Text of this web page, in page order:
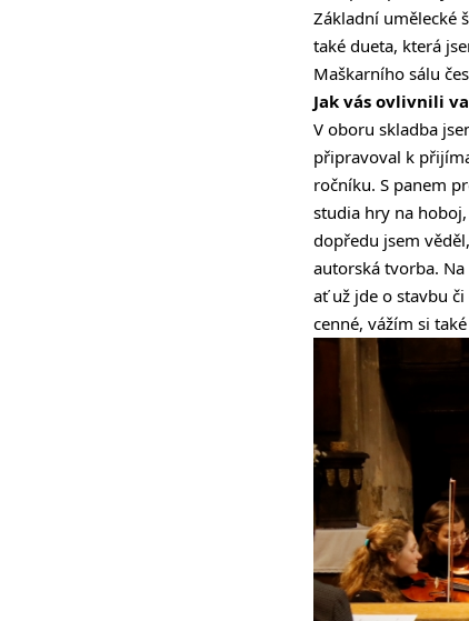
Základní umělecké
také dueta, která
Maškarního sálu
Jak vás ovlivnili
V oboru skladba
připravoval k
ročníku. S panem
studia hry na
dopředu jsem
autorská tvorba.
ať už jde o stavbu
cenné, vážím si